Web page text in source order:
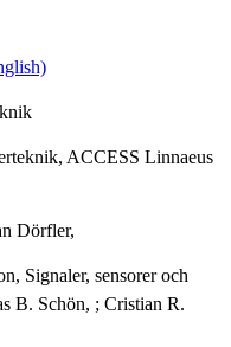
ACCESS Linnaeus
Dörfler,
Signaler, sensorer och
B. Schön, ; Cristian R.